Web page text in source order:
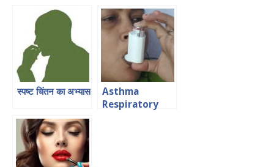
Tips in Hindi
अपनी इच्छा शक्ति को
कैसे जगाएं?
स्पष्ट चिंतन का अभ्यास
Asthma
Respiratory